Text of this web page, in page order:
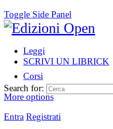
Toggle Side Panel
Leggi
SCRIVI UN LIBRICK
Corsi
More options
Entra Registrati
Search for: